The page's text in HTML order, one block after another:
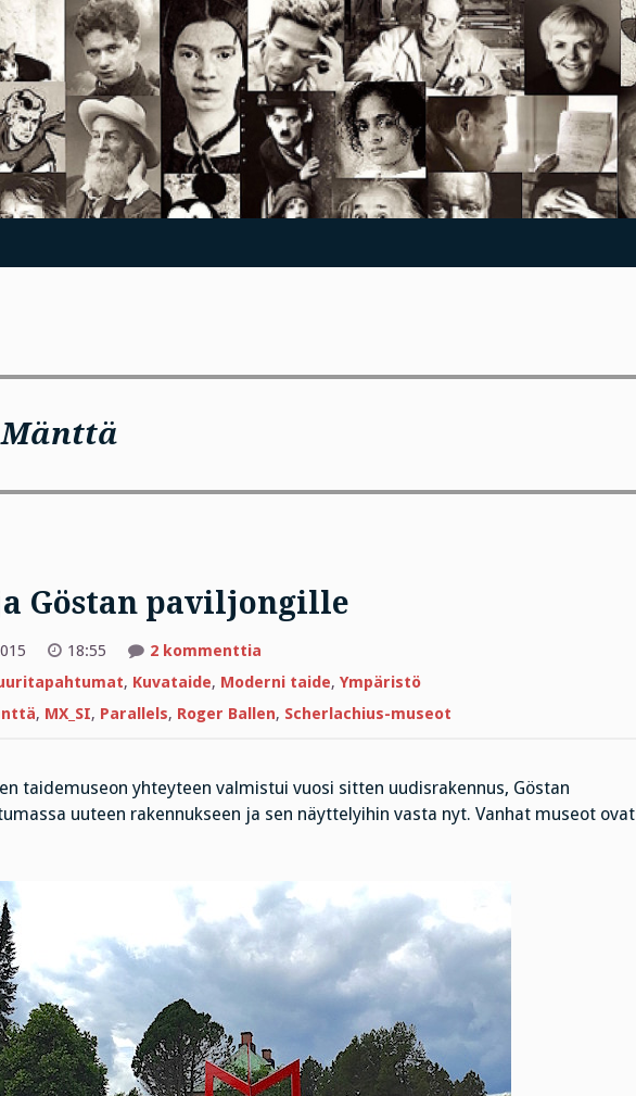
Mänttä
Göstan paviljongille
18:55 2 kommenttiaartikkeliin
kehuja
paviljongille
, Kuvataide, Moderni taide, Ympäristö
, MX_SI, Parallels, Roger Ballen, Scherlachius-museot
taidemuseon yhteyteen valmistui vuosi sitten uudisrakennus, Göstan
uuteen rakennukseen ja sen näyttelyihin vasta nyt. Vanhat museot ovat